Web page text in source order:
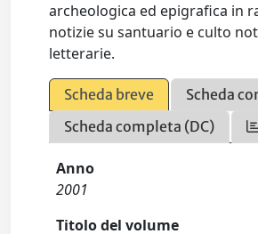
archeologica ed epigrafica in
notizie su santuario e culto
letterarie.
Scheda breve
Scheda
Scheda completa (DC)
Anno
2001
Titolo del volume